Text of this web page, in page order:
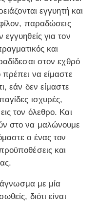
εγγυητή και
παραδώσεις
για τον
και
στον εχθρό
να είμαστε
εάν δεν είμαστε
ισχυρές,
τον όλεθρο. Και
στο να μαλώνουμε
ο ένας τον
και
με μία
διότι είναι